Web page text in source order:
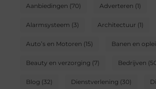
Aanbiedingen (70) Adverteren (1)
Alarmsysteem (3) Architectuur (1)
Auto’s en Motoren (15) Banen en
Beauty en verzorging (7) Bedrijven
Blog (32) Dienstverlening (30)